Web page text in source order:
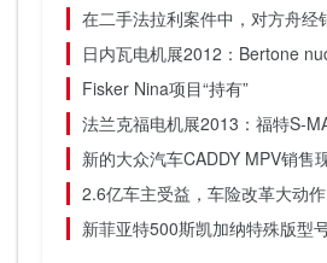
在二手法拉利案件中，对方舟
日内瓦电机展2012：Bertone
Fisker Nina项目“持有”
法兰克福电机展2013：福特S-
新的大众汽车CADDY MPV销售
2.6亿车主受益，车险改革大动
新菲亚特500斯凯加纳特殊版型